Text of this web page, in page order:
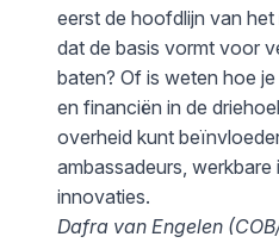
eerst de hoofdlijn van
dat de basis vormt voor
baten? Of is weten hoe
en financiën in de
overheid kunt
ambassadeurs,
innovaties.
Dafra van Engelen